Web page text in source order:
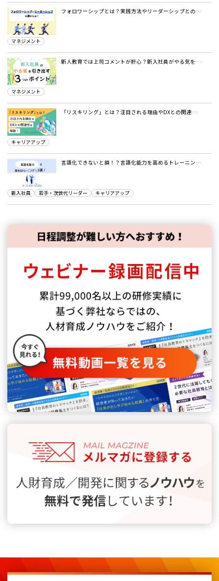
フォロワーシップとは？実践方法やリーダーシップとの…
マネジメント
新人教育では上司コメントが肝心？新入社員がやる気を…
マネジメント
「リスキリング」とは？注目される理由やDXとの関連…
キャリアアップ
言語化できないと損！？言語化能力を高めるトレーニン…
新入社員 若手・次世代リーダー キャリアアップ